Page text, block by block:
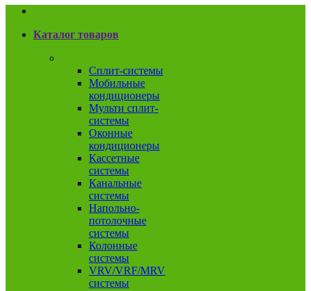
Каталог товаров
Сплит-системы
Мобильные
кондиционеры
Мульти сплит-
системы
Оконные
кондиционеры
Кассетные
системы
Канальные
системы
Напольно-
потолочные
системы
Колонные
системы
VRV/VRF/MRV
системы